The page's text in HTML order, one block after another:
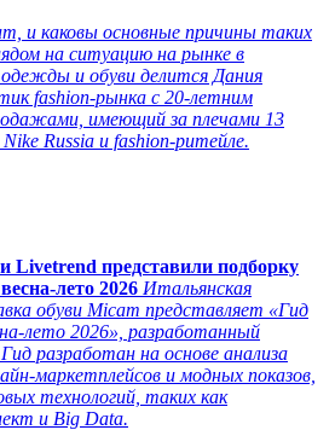
и каковы основные причины таких
на ситуацию на рынке в
и обуви делится Дания
fashion-рынка с 20-летним
имеющий за плечами 13
Russia и fashion-ритейле.
Livetrend представили подборку
лето 2026 Итальянская
обуви Micam представляет «Гид
лето 2026», разработанный
разработан на основе анализа
маркетплейсов и модных показов,
технологий, таких как
и Big Data.